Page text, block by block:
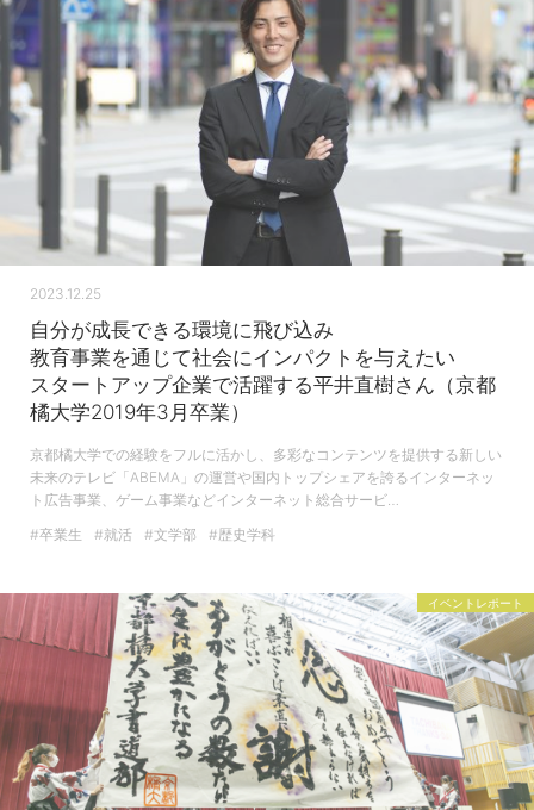
2023.12.25
自分が成長できる環境に飛び込み
教育事業を通じて社会にインパクトを与えたい
スタートアップ企業で活躍する平井直樹さん（京都
橘大学2019年3月卒業）
京都橘大学での経験をフルに活かし、多彩なコンテンツを提供する新しい
未来のテレビ「ABEMA」の運営や国内トップシェアを誇るインターネッ
ト広告事業、ゲーム事業などインターネット総合サービ…
#卒業生
#就活 #文学部 #歴史学科
イベントレポート